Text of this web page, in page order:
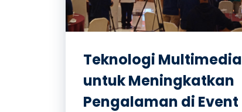
Teknologi Multimedia
untuk Meningkatkan
Pengalaman di Event